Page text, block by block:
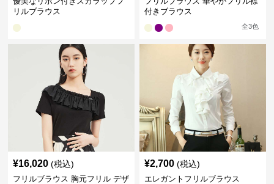
リルブラウス
付きブラウス
全3色
¥16,020 (税込)
フリルブラウス 胸元フリル デザ
¥2,700 (税込)
エレガントフリルブラウス